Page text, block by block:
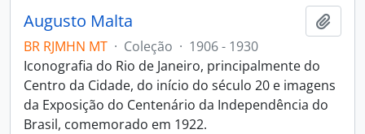
Augusto Malta
BR RJMHN MT · Coleção · 1906 - 1930
Iconografia do Rio de Janeiro, principalmente do
Centro da Cidade, do início do século 20 e imagens
da Exposição do Centenário da Independência do
Brasil, comemorado em 1922.